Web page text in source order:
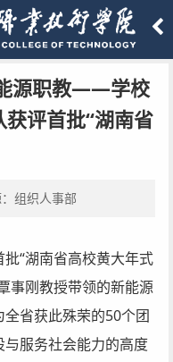
源职教——学校
评首批“湖南省
组织人事部
“湖南省高校黄大年式
事刚教授带领的新能源
省获此殊荣的50个团
服务社会能力的高度